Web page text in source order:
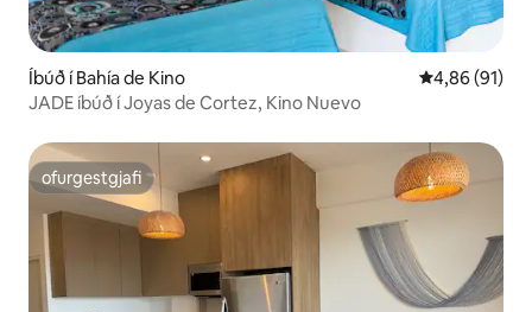
Íbúð í Bahía de Kino 4,86 af 5 í
4,86 (91)
JADE íbúð í Joyas de Cortez, Kino Nuevo
ofurgestgjafi
ofurgestgjafi